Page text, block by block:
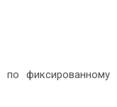
по фиксированному